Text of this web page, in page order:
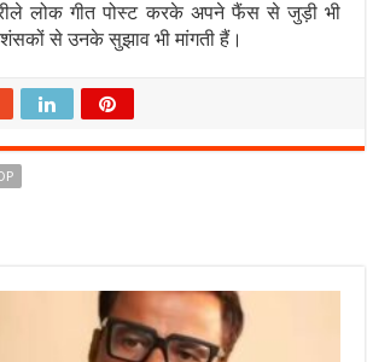
लोक गीत पोस्ट करके अपने फैंस से जुड़ी भी
से उनके सुझाव भी मांगती हैं।